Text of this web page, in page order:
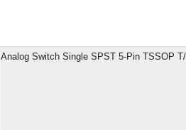
Analog Switch Single SPST 5-Pin TSSOP